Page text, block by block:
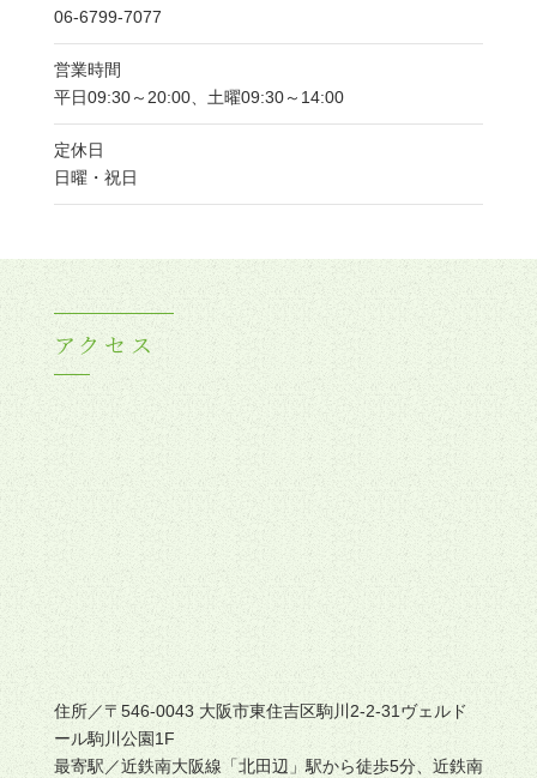
06-6799-7077
営業時間
平日09:30～20:00、土曜09:30～14:00
定休日
日曜・祝日
アクセス
住所／〒546-0043 大阪市東住吉区駒川2-2-31ヴェルド
ール駒川公園1F
最寄駅／近鉄南大阪線「北田辺」駅から徒歩5分、近鉄南